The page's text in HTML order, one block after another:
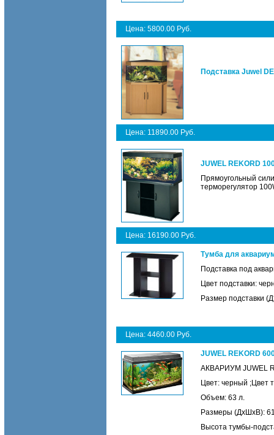
Цена: 5800.00 Руб.
Подставка Juwel
Цена: 11890.00 Руб.
JUWEL REKORD
Прямоугольный
терморегулятор
Цена: 16190.00 Руб.
Тумба для
Подставка под
Цвет подставки:
Размер подставки
Цена: 4460.00 Руб.
JUWEL REKORD
АКВАРИУМ JUWEL
Цвет: черный ;Цвет
Объем: 63 л.
Размеры (ДхШхВ):
Высота тумбы-